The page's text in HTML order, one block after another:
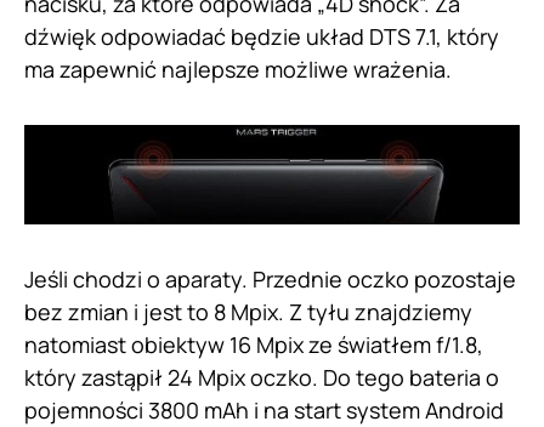
dźwięk odpowiadać będzie układ DTS 7.1, który
ma zapewnić najlepsze możliwe wrażenia.
Jeśli chodzi o aparaty. Przednie oczko pozostaje
bez zmian i jest to 8 Mpix. Z tyłu znajdziemy
natomiast obiektyw 16 Mpix ze światłem f/1.8,
który zastąpił 24 Mpix oczko. Do tego bateria o
pojemności 3800 mAh i na start system Android